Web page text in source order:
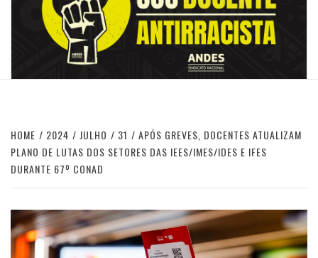
HOME 2024 JULHO 31
APÓS GREVES, DOCENTES ATUALIZAM
PLANO DE LUTAS DOS SETORES DAS IEES/IMES/IDES E IFES
DURANTE 67º CONAD